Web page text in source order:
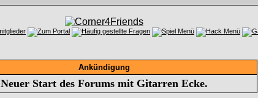
Ankündigung
Neuer Start des Forums mit Gitarren Ecke.